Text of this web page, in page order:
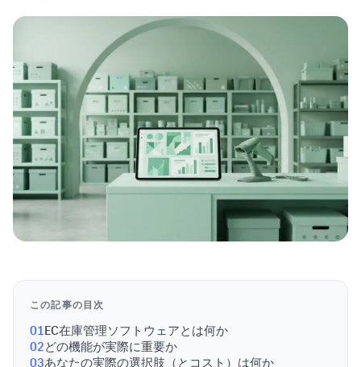
この記事の目次
01EC在庫管理ソフトウェアとは何か
02どの機能が実際に重要か
03あなたの実際の選択肢（とコスト）は何か